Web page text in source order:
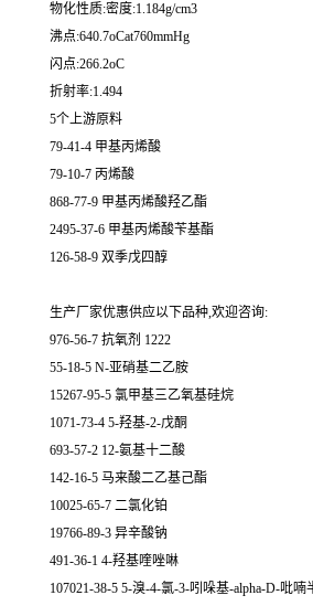
物化性质:密度:1.184g/cm3
沸点:640.7oCat760mmHg
闪点:266.2oC
折射率:1.494
5个上游原料
79-41-4 甲基丙烯酸
79-10-7 丙烯酸
868-77-9 甲基丙烯酸羟乙酯
2495-37-6 甲基丙烯酸苄基酯
126-58-9 双季戊四醇
生产厂家优惠供应以下品种,欢迎咨询:
976-56-7 抗氧剂 1222
55-18-5 N-亚硝基二乙胺
15267-95-5 氯甲基三乙氧基硅烷
1071-73-4 5-羟基-2-戊酮
693-57-2 12-氨基十二酸
142-16-5 马来酸二乙基己酯
10025-65-7 二氯化铂
19766-89-3 异辛酸钠
491-36-1 4-羟基喹唑啉
107021-38-5 5-溴-4-氯-3-吲哚基-alpha-D-吡喃